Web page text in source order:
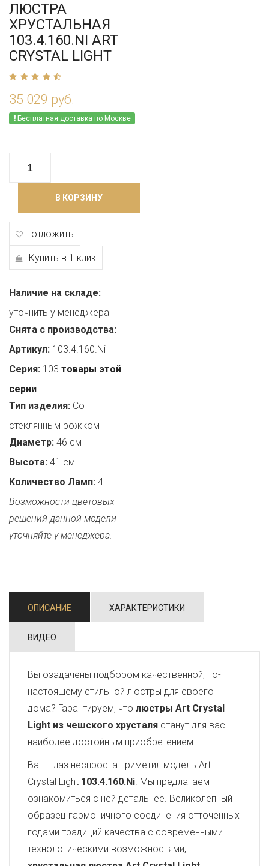
ЛЮСТРА
ХРУСТАЛЬНАЯ
103.4.160.NI ART
CRYSTAL LIGHT
35 029 руб.
Бесплатная доставка по Москве
В КОРЗИНУ
отложить
Купить в 1 клик
Наличие на складе:
уточнить у менеджера
Снята с производства:
Артикул: 103.4.160.Ni
Серия: 103 товары этой
серии
Тип изделия: Со
стеклянным рожком
Диаметр: 46 см
Высота: 41 см
Количество Ламп: 4
Возможности цветовых
решений данной модели
уточняйте у менеджера.
ОПИСАНИЕ ХАРАКТЕРИСТИКИ
ВИДЕО
Вы озадачены подбором качественной, по-
настоящему стильной люстры для своего
дома? Гарантируем, что люстры Art Crystal
Light из чешского хрусталя станут для вас
наиболее достойным приобретением.
Ваш глаз неспроста приметил модель Art
Crystal Light 103.4.160.Ni. Мы предлагаем
ознакомиться с ней детальнее. Великолепный
образец гармоничного соединения отточенных
годами традиций качества с современными
технологическими возможностями,